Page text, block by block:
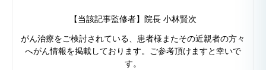
【当該記事監修者】院長 小林賢次
がん治療をご検討されている、患者様またその近親者の方々
へがん情報を掲載しております。ご参考頂けますと幸いで
す。